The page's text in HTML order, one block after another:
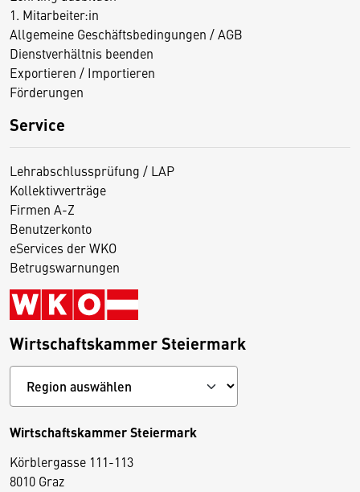
1. Mitarbeiter:in
Allgemeine Geschäftsbedingungen / AGB
Dienstverhältnis beenden
Exportieren / Importieren
Förderungen
Service
Lehrabschlussprüfung / LAP
Kollektivverträge
Firmen A-Z
Benutzerkonto
eServices der WKO
Betrugswarnungen
Wirtschaftskammer Steiermark
Wirtschaftskammer Steiermark
Körblergasse 111-113
8010 Graz
D
i